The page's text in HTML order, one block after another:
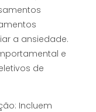
a ansiedade.
e
de
Incluem